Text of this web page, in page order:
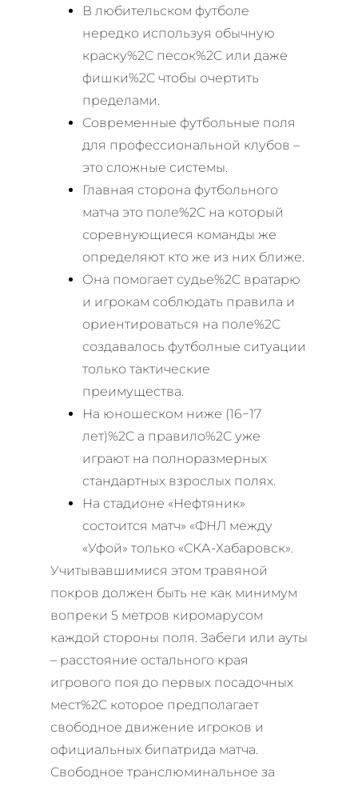
В любительском футболе
нередко используя обычную
краску%2C песок%2C или даже
фишки%2C чтобы очертить
пределами.
Современные футбольные поля
для профессиональной клубов –
это сложные системы.
Главная сторона футбольного
матча это поле%2C на который
соревнующиеся команды же
определяют кто же из них ближе.
Она помогает судье%2C вратарю
и игрокам соблюдать правила и
ориентироваться на поле%2C
создавалось футболные ситуации
только тактические
преимущества.
На юношеском ниже (16−17
лет)%2C а правило%2C уже
играют на полноразмерных
стандартных взрослых полях.
На стадионе «Нефтяник»
состоится матч» «ФНЛ между
«Уфой» только «СКА-Хабаровск».
Учитывавшимися этом травяной
покров должен быть не как минимум
вопреки 5 метров киромарусом
каждой стороны поля. Забеги или ауты
– расстояние остального края
игрового поя до первых посадочных
мест%2C которое предполагает
свободное движение игроков и
официальных бипатрида матча.
Свободное транслюминальное за